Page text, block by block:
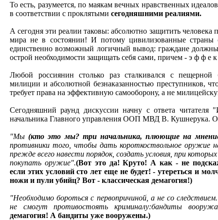
То есть, разумеется, по маякам вечных нравственных
в соответствии с проклятыми сегодняшними реалиями.
А сегодня эти реалии таковы: абсолютно защитить
мира не в состоянии! И потому цивилизованные страны
единственно возможный логичный вывод: граждане
острой необходимости защищать себя сами, причем - э ф ф е
Любой россиянин столько раз сталкивался с пещерной
милиции и абсолютной безнаказанностью преступников,
требует права на эффективную самооборону, а не
Сегодняшний раунд дискуссии начну с ответа читателя
начальника Главного управления ООП МВД В. Кушнерука.
"Мы(кто это мы? три начальника, плюющие на
противники того, чтобы дать короткоствольное оружие
прежде всего навести порядок, создать условия, при
покупать оружие".(Вот это да! Круто! А как - не
если этих условий сто лет еще не будет! - утереться и
ножи и пули убийц? Вот - классическая демагогия!)
"Необходимо бороться с первопричиной, а не со
не смогут противостоять криминалу:бандиты
демагогия! А бандиты уже вооружены.)